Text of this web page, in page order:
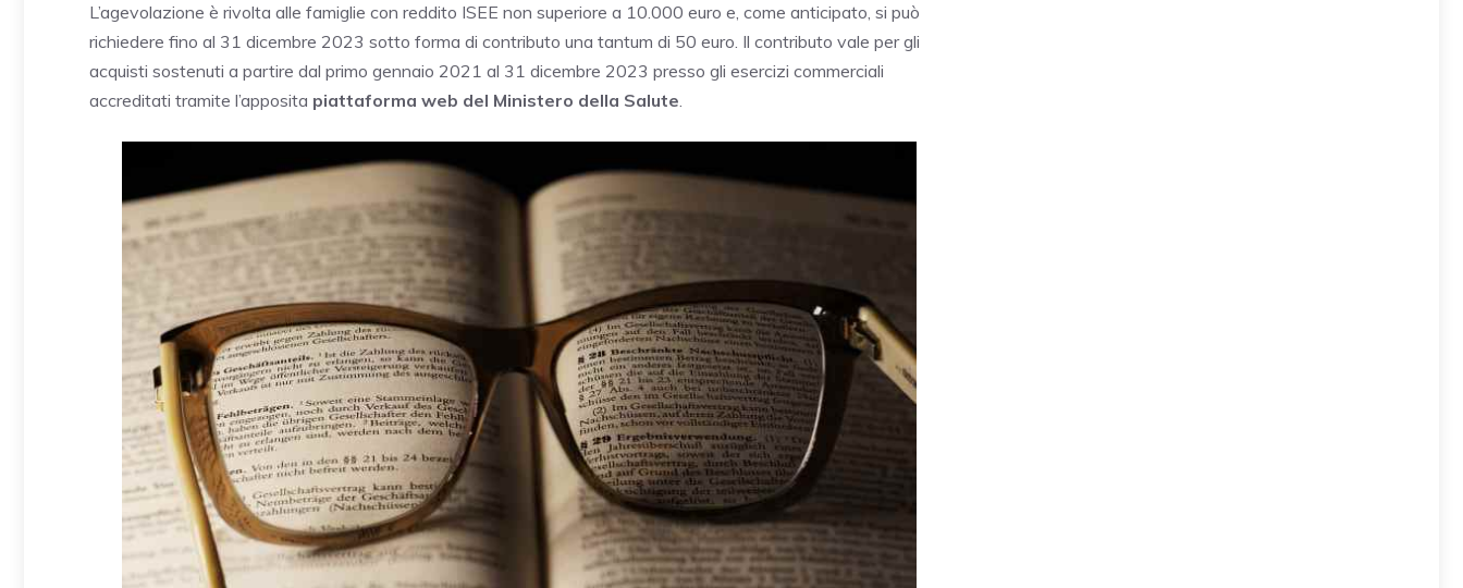
L’agevolazione è rivolta alle famiglie con reddito ISEE non superiore a 10.000 euro e, come anticipato, si può
richiedere fino al 31 dicembre 2023 sotto forma di contributo una tantum di 50 euro. Il contributo vale per gli
acquisti sostenuti a partire dal primo gennaio 2021 al 31 dicembre 2023 presso gli esercizi commerciali
accreditati tramite l’apposita piattaforma web del Ministero della Salute.